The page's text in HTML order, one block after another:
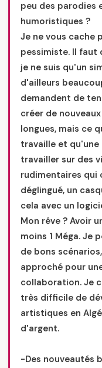
peu des parodies
humoristiques ?
Je ne vous cache
pessimiste. Il faut
je ne suis qu'un
d'ailleurs
demandent de
créer de
longues, mais ce
travaille et qu'une
travailler sur des
rudimentaires qui
déglingué, un
cela avec un
Mon rêve ? Avoir
moins 1 Méga. Je
de bons
approché pour
collaboration. Je
très difficile de
artistiques en
d'argent.
-Des nouveautés